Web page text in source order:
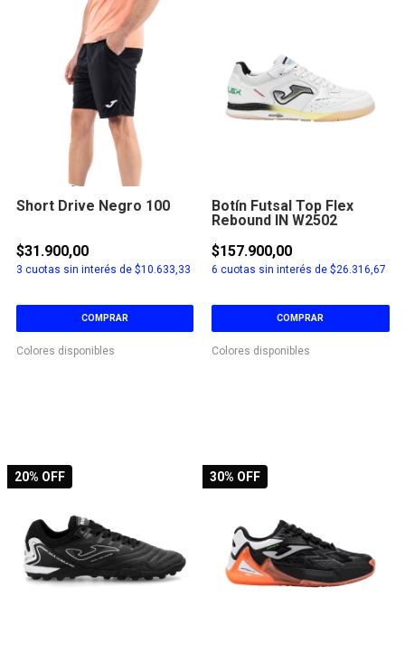
Short Drive Negro 100
$31.900,00
3 cuotas sin interés de $10.633,33
COMPRAR
Colores disponibles
Botín Futsal Top Flex
Rebound IN W2502
$157.900,00
6 cuotas sin interés de $26.316,67
COMPRAR
Colores disponibles
20% OFF 30% OFF